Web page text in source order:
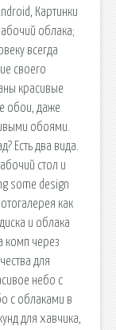
Картинки
облака;
всегда
своего
красивые
обои, даже
обоями.
Есть два вида.
стол и
some design
как
и облака
комп через
для
небо с
с облаками в
для хавчика,